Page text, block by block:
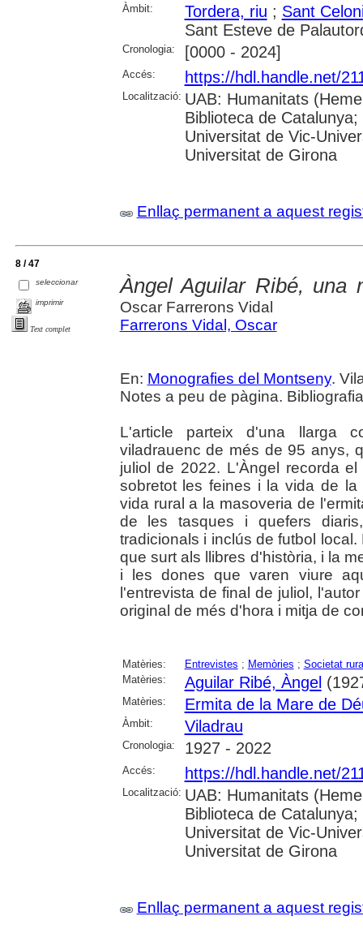
Àmbit:
Tordera, riu ; Sant
Sant Esteve de
Cronologia: [0000 - 2024]
Accés: https://hdl.handle.net/
Localització: UAB: Humanitats
Biblioteca de
Universitat de Vic-
Universitat de Girona
Enllaç permanent a aquest
8 / 47
seleccionar
imprimir
Text complet
Àngel Aguilar Ribé, una
Oscar Farrerons Vidal
Farrerons Vidal, Oscar
En: Monografies del Montseny.
Notes a peu de pàgina.
L'article parteix d'una llarga
viladrauenc de més de 95 anys,
juliol de 2022. L'Àngel recorda
sobretot les feines i la vida de
vida rural a la masoveria de
de les tasques i quefers
tradicionals i inclús de futbol
que surt als llibres d'història, i la
i les dones que varen viure
l'entrevista de final de juliol,
original de més d'hora i mitja de
Matèries: Entrevistes ; Memòries ; Societat
Matèries:
Aguilar Ribé, Àngel
Matèries: Ermita de la Mare de
Àmbit: Viladrau
Cronologia: 1927 - 2022
Accés: https://hdl.handle.net/
Localització: UAB: Humanitats
Biblioteca de
Universitat de Vic-
Universitat de Girona
Enllaç permanent a aquest